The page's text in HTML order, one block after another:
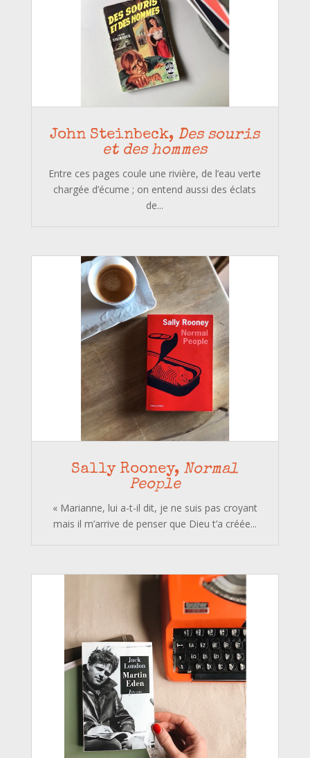
John Steinbeck, Des souris
et des hommes
Entre ces pages coule une rivière, de l’eau verte
chargée d’écume ; on entend aussi des éclats
de...
Sally Rooney, Normal
People
« Marianne, lui a-t-il dit, je ne suis pas croyant
mais il m’arrive de penser que Dieu t’a créée...